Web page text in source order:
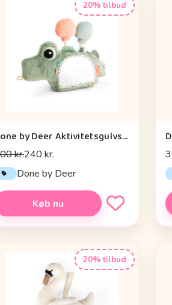
20% tilbud
Done by Deer Aktivitetsgulvspejl - Croco - Grøn
kr.240 kr.
Done by Deer
Køb nu
20% tilbud